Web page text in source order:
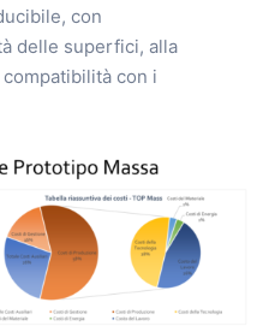
con
delle superfici, alla
con i